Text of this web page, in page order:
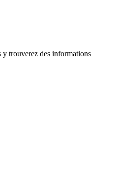
y trouverez des informations